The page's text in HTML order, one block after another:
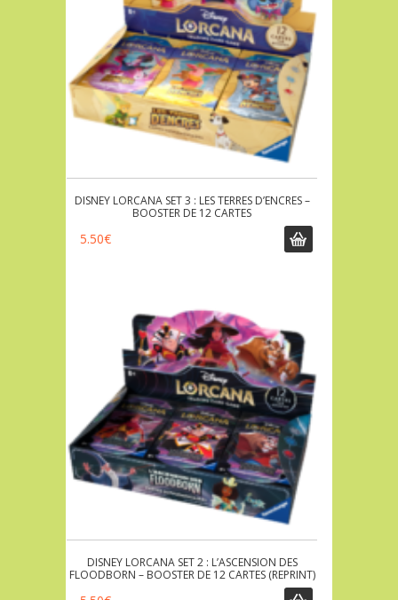
DISNEY LORCANA SET 3 : LES TERRES D’ENCRES –
BOOSTER DE 12 CARTES
5.50€
DISNEY LORCANA SET 2 : L’ASCENSION DES
FLOODBORN – BOOSTER DE 12 CARTES (REPRINT)